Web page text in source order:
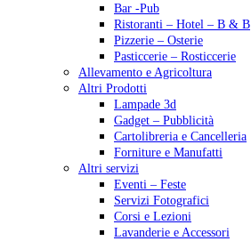
Bar -Pub
Ristoranti – Hotel – B & B
Pizzerie – Osterie
Pasticcerie – Rosticcerie
Allevamento e Agricoltura
Altri Prodotti
Lampade 3d
Gadget – Pubblicità
Cartolibreria e Cancelleria
Forniture e Manufatti
Altri servizi
Eventi – Feste
Servizi Fotografici
Corsi e Lezioni
Lavanderie e Accessori